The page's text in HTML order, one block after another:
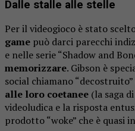
Dalle stalle alle stelle
Per il videogioco è stato
game può darci parecchi
e nelle serie “Shadow and
memorizzare. Gibson è
social chiamano
alle loro coetanee (la saga
videoludica e la risposta
prodotto “woke” che è quasi